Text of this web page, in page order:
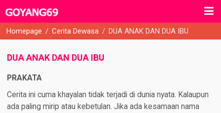
Homepage / Cerita Dewasa / DUA ANAK DAN DUA IBU
DUA ANAK DAN DUA IBU
PRAKATA
Cerita ini cuma khayalan tidak terjadi di dunia nyata. Kalaupun
ada paling mirip atau kebetulan. Jika ada kesamaan nama